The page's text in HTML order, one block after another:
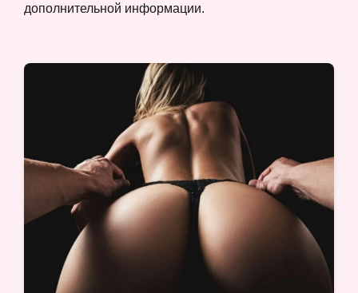
дополнительной информации.